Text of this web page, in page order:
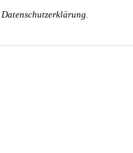
Datenschutzerklärung